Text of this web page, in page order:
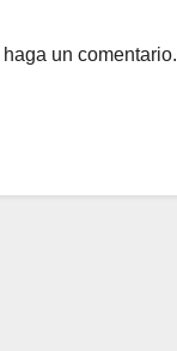
un comentario.